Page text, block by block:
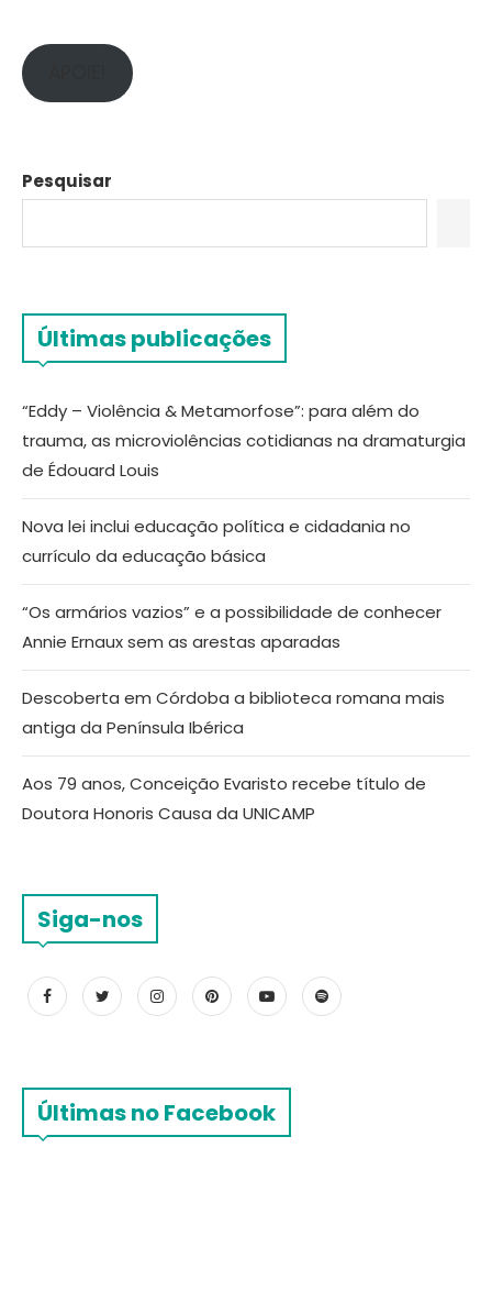
Pesquisar
Últimas publicações
“Eddy – Violência & Metamorfose”: para além do
trauma, as microviolências cotidianas na dramaturgia
de Édouard Louis
Nova lei inclui educação política e cidadania no
currículo da educação básica
“Os armários vazios” e a possibilidade de conhecer
Annie Ernaux sem as arestas aparadas
Descoberta em Córdoba a biblioteca romana mais
antiga da Península Ibérica
Aos 79 anos, Conceição Evaristo recebe título de
Doutora Honoris Causa da UNICAMP
Siga-nos
Últimas no Facebook